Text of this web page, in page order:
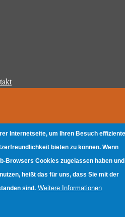
Internetseite, um Ihren Besuch
bieten zu können. Wenn
Browsers Cookies zugelassen haben und
heißt das für uns, dass Sie mit der
sind. Weitere Informationen